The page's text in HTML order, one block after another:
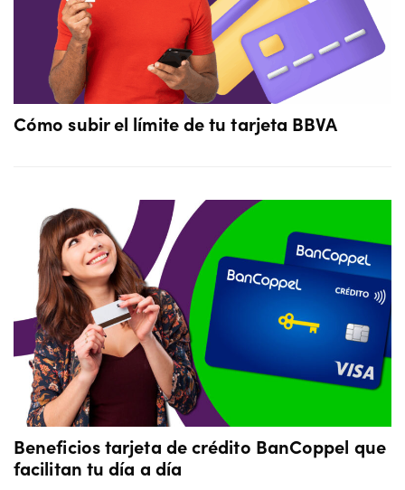
Cómo subir el límite de tu tarjeta BBVA
Beneficios tarjeta de crédito BanCoppel que
facilitan tu día a día